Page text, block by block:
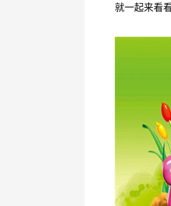
就一起来看看